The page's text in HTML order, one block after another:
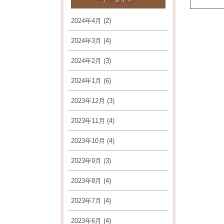
2024年4月 (2)
2024年3月 (4)
2024年2月 (3)
2024年1月 (6)
2023年12月 (3)
2023年11月 (4)
2023年10月 (4)
2023年9月 (3)
2023年8月 (4)
2023年7月 (4)
2023年6月 (4)